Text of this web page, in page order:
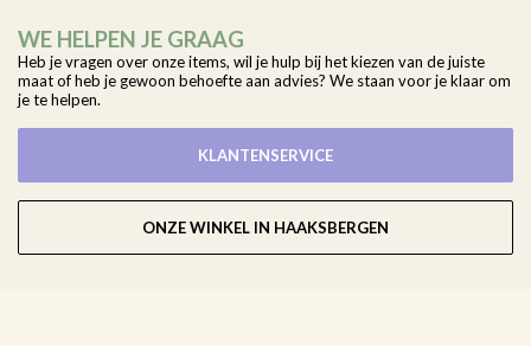
WE HELPEN JE GRAAG
Heb je vragen over onze items, wil je hulp bij het kiezen van de juiste
maat of heb je gewoon behoefte aan advies? We staan voor je klaar om
je te helpen.
KLANTENSERVICE
ONZE WINKEL IN HAAKSBERGEN